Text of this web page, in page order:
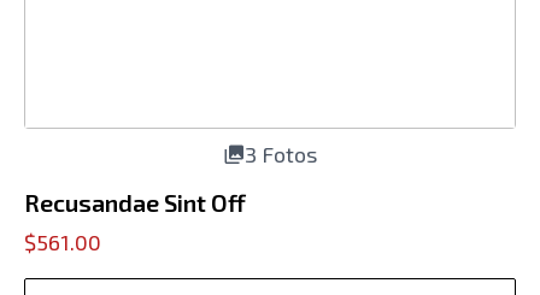
3 Fotos
Recusandae Sint Off
$561.00